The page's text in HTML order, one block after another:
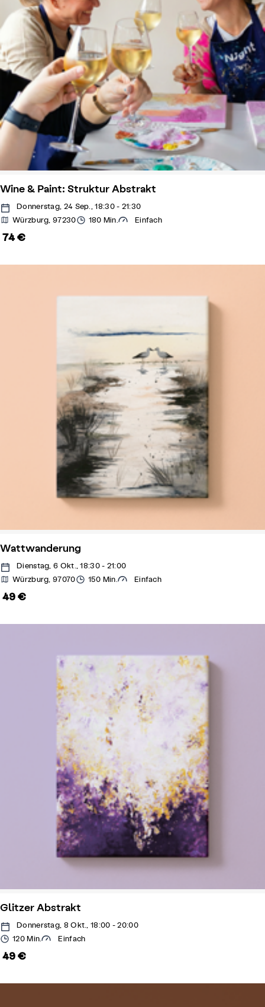
Wine & Paint: Struktur Abstrakt
Donnerstag, 24 Sep., 18:30 - 21:30
Würzburg, 97230
180 Min. Einfach
74 €
Wattwanderung
Dienstag, 6 Okt., 18:30 - 21:00
Würzburg, 97070
150 Min. Einfach
49 €
Glitzer Abstrakt
Donnerstag, 8 Okt., 18:00 - 20:00
120 Min.
Einfach
49 €